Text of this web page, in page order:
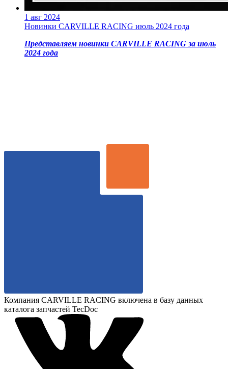
1 авг 2024
Новинки CARVILLE RACING июль 2024 года
Представляем новинки CARVILLE RACING за июль
2024 года
Компания CARVILLE RACING включена в базу данных
каталога запчастей TecDoc